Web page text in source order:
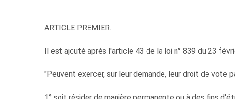
ARTICLE PREMIER.
Il est ajouté après l'article 43 de la loi n° 839 du 23
"Peuvent exercer, sur leur demande, leur droit de vote